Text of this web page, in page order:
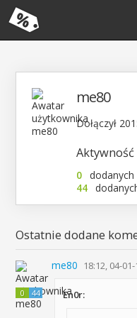
me80
Dołączył
0
44
Ostatnie dodane
0 44
me80 18:12, 04-
En0r: